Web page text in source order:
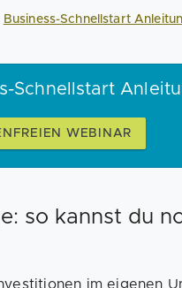
Business-Schnellstart
Schnellstart
WEBINAR
so kannst du
im eigenen